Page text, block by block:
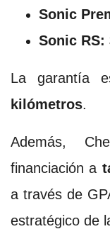
Sonic
Sonic RS:
La garantía
kilómetros.
Además,
financiación a
a través de
estratégico de